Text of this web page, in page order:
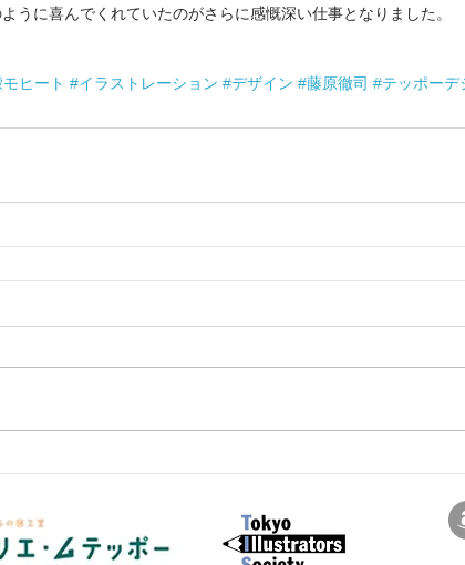
うに喜んでくれていたのがさらに感慨深い仕事となりました。
ヒート #イラストレーション #デザイン #藤原徹司 #テッポーデ